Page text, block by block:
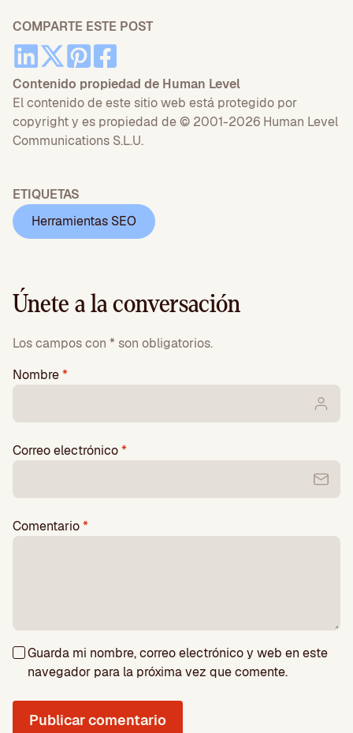
COMPARTE ESTE POST
Contenido propiedad de Human Level
El contenido de este sitio web está protegido por
copyright y es propiedad de © 2001-2026 Human Level
Communications S.L.U.
ETIQUETAS
Herramientas SEO
Únete a la conversación
Los campos con * son obligatorios.
Nombre*
Correo electrónico*
Comentario*
Guarda mi nombre, correo electrónico y web en este
navegador para la próxima vez que comente.